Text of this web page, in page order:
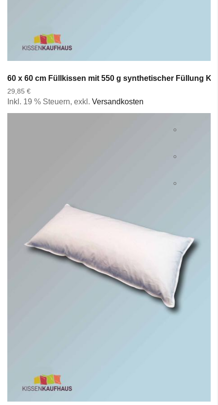
60 x 60 cm Füllkissen mit 550 g synthetischer Füllung
29,85 €
Inkl. 19 % Steuern, exkl. Versandkosten